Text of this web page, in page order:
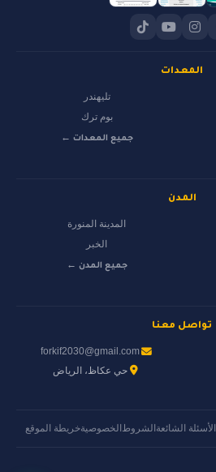
المعدات
تليهندر
بوم ترك
جميع المعدات ←
المدن
المدينة المنورة
الخبر
جميع المدن ←
تواصل معنا
forkif2030@gmail.com
حي عكاظ، الرياض
الأسئلة الشائعةالشروط الخصوصيةخريطة الموقع